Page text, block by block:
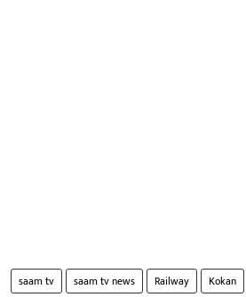
saam tv saam tv news Railway Kokan